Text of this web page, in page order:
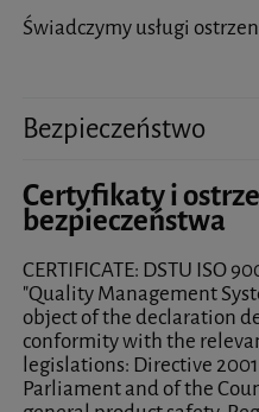
Świadczymy usługi
Bezpieczeństwo
Certyfikaty i
bezpieczeństwa
CERTIFICATE: DSTU ISO
"Quality Management
object of the declaration
conformity with the
legislations: Directive
Parliament and of the